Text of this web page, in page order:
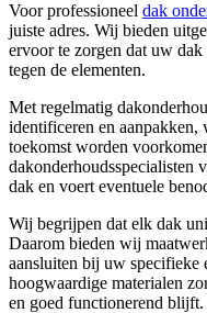
Voor professioneel dak
juiste adres. Wij bieden
ervoor te zorgen dat uw
tegen de elementen.
Met regelmatig
identificeren en aanpakken,
toekomst worden
dakonderhoudsspecialisten
dak en voert eventuele
Wij begrijpen dat elk dak
Daarom bieden wij
aansluiten bij uw specifieke
hoogwaardige materialen
en goed functionerend blijft.